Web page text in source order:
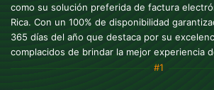
como su solución preferida de factura
Rica. Con un 100% de disponibilidad
365 días del año que destaca por su
complacidos de brindar la mejor experiencia
#1